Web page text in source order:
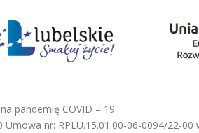
pandemię COVID – 19
nr: RPLU.15.01.00-06-0094/22-